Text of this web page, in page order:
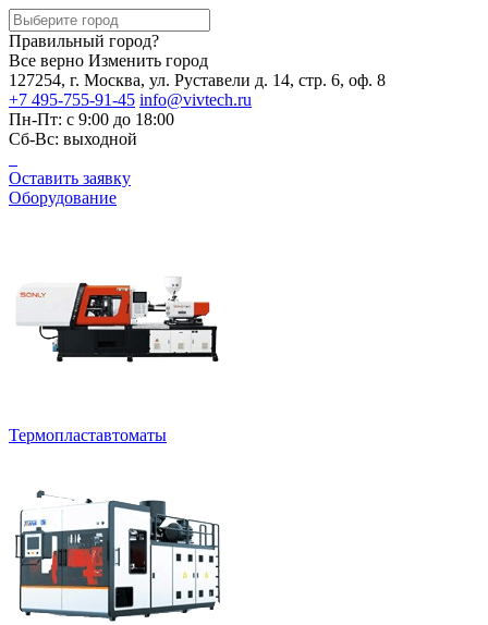
Правильный город?
Все верно Изменить город
127254, г. Москва, ул. Руставели д. 14, стр. 6, оф. 8
+7 495-755-91-45 info@vivtech.ru
Пн-Пт: с 9:00 до 18:00
Сб-Вс: выходной
Оставить заявку
Оборудование
Термопластавтоматы